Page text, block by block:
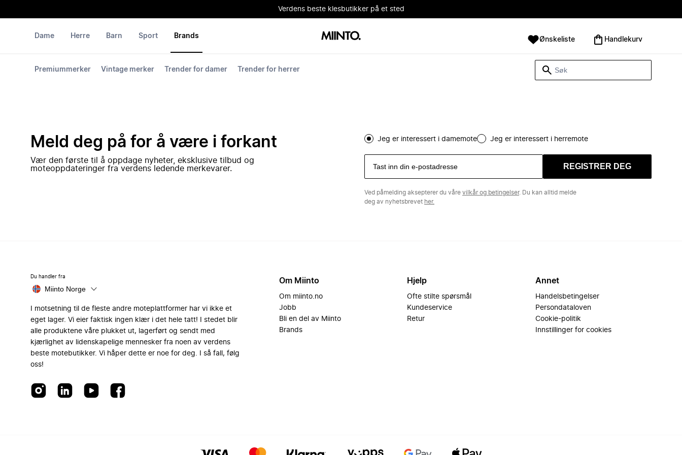
Verdens beste klesbutikker på et sted
Dame Herre Barn Sport Brands
Premiummerker Vintage merker Trender for damer Trender for herrer
Ønskeliste Handlekurv
Meld deg på for å være i forkant
Vær den første til å oppdage nyheter, eksklusive tilbud og
moteoppdateringer fra verdens ledende merkevarer.
Jeg er interessert i damemote Jeg er interessert i herremote
REGISTRER DEG
Ved påmelding aksepterer du våre vilkår og betingelser. Du kan alltid melde
deg av nyhetsbrevet her.
Du handler fra
Miinto Norge
I motsetning til de fleste andre moteplattformer har vi ikke et
eget lager. Vi eier faktisk ingen klær i det hele tatt! I stedet blir
alle produktene våre plukket ut, lagerført og sendt med
kjærlighet av lidenskapelige mennesker fra noen av verdens
beste motebutikker. Vi håper dette er noe for deg. I så fall, følg
oss!
Om Miinto
Om miinto.no
Jobb
Bli en del av Miinto
Brands
Hjelp
Ofte stilte spørsmål
Kundeservice
Retur
Annet
Handelsbetingelser
Persondataloven
Cookie-politik
Innstillinger for cookies